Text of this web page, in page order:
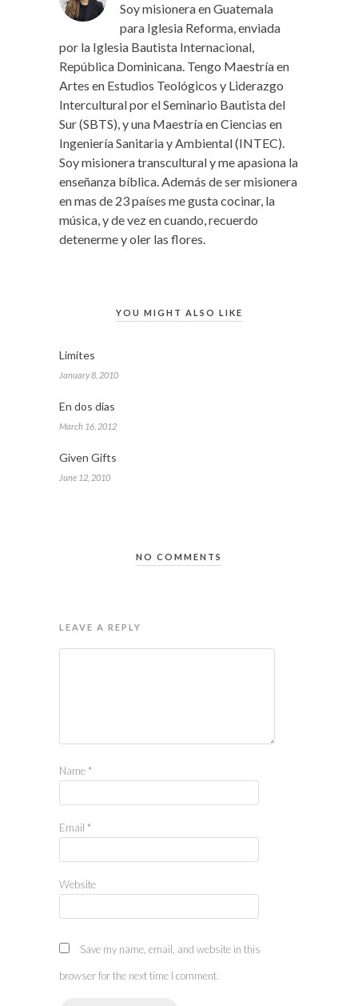
Soy misionera en Guatemala
para Iglesia Reforma, enviada
por la Iglesia Bautista Internacional,
República Dominicana. Tengo Maestría en
Artes en Estudios Teológicos y Liderazgo
Intercultural por el Seminario Bautista del
Sur (SBTS), y una Maestría en Ciencias en
Ingeniería Sanitaria y Ambiental (INTEC).
Soy misionera transcultural y me apasiona la
enseñanza bíblica. Además de ser misionera
en mas de 23 países me gusta cocinar, la
música, y de vez en cuando, recuerdo
detenerme y oler las flores.
YOU MIGHT ALSO LIKE
Limites
January 8, 2010
En dos dias
March 16, 2012
Given Gifts
June 12, 2010
NO COMMENTS
LEAVE A REPLY
Name *
Email *
Website
Save my name, email, and website in this
browser for the next time I comment.